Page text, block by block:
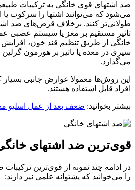
ضد اشتهای قوی خانگی به ترکیبات
می‌شود که می‌توانند اشتها را سرکوب
طولانی‌تر کنند. برخلاف قرص‌های ضد
تاثیر مستقیم بر مغز یا سیستم عصبی
خانگی از طریق تنظیم قند خون، افزایش
سیری در معده یا تاثیر بر هورمون
می‌گذارد.
این روش‌ها معمولا عوارض جانبی بسیار
افراد قابل استفاده هستند.
بیشتر بخوانید: ضعف بعد از عمل اسلیو
قوی‌ترین ضد اشتهای
در ادامه چند نمونه از قوی‌ترین
را می‌خوانید که پشتوانه‌ علمی نیز دارند: